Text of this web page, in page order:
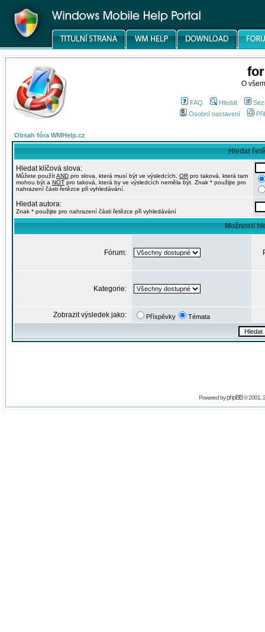
O
FAQ Hledat
Osobní nastavení
Obsah fóra WMHelp.cz
Hledat
Hledat klíčová slova:
Můžete použítAND pro slova, která musí být ve výsledcích, OR pro taková, která tam
mohou být a NOT pro taková, která by ve výsledcích neměla být. Znak * použijte pro
nahrazení části řetězce při vyhledávání.
Hledat autora:
Znak * použijte pro nahrazení části řetězce při vyhledávání
Možnosti
Fórum:
Kategorie:
Zobrazit výsledek jako: Příspěvky Témata
Powered byphpBB© 2001,